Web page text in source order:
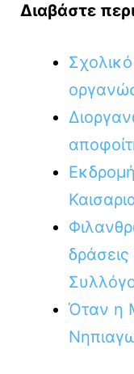
Διαβάστε
δράσεις
Όταν η